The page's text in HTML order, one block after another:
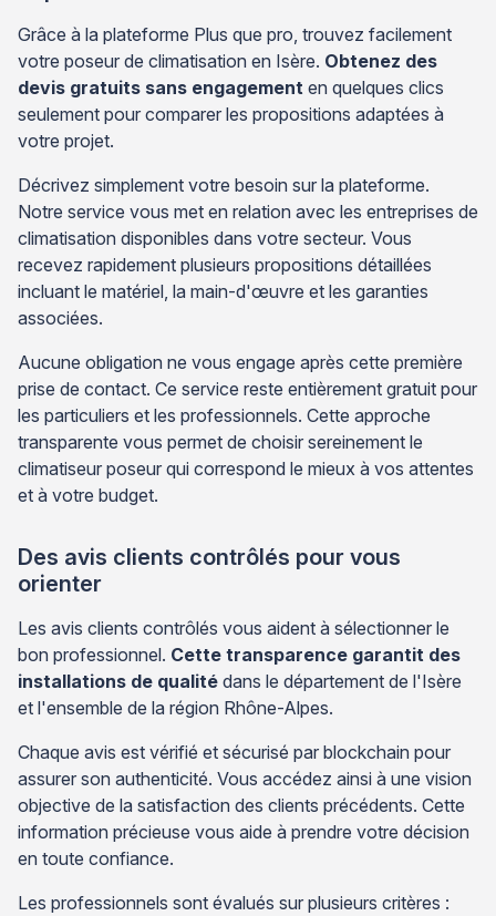
Grâce à la plateforme Plus que pro, trouvez facilement
votre poseur de climatisation en Isère. Obtenez des
devis gratuits sans engagement en quelques clics
seulement pour comparer les propositions adaptées à
votre projet.
Décrivez simplement votre besoin sur la plateforme.
Notre service vous met en relation avec les entreprises de
climatisation disponibles dans votre secteur. Vous
recevez rapidement plusieurs propositions détaillées
incluant le matériel, la main-d'œuvre et les garanties
associées.
Aucune obligation ne vous engage après cette première
prise de contact. Ce service reste entièrement gratuit pour
les particuliers et les professionnels. Cette approche
transparente vous permet de choisir sereinement le
climatiseur poseur qui correspond le mieux à vos attentes
et à votre budget.
Des avis clients contrôlés pour vous
orienter
Les avis clients contrôlés vous aident à sélectionner le
bon professionnel. Cette transparence garantit des
installations de qualité dans le département de l'Isère
et l'ensemble de la région Rhône-Alpes.
Chaque avis est vérifié et sécurisé par blockchain pour
assurer son authenticité. Vous accédez ainsi à une vision
objective de la satisfaction des clients précédents. Cette
information précieuse vous aide à prendre votre décision
en toute confiance.
Les professionnels sont évalués sur plusieurs critères :